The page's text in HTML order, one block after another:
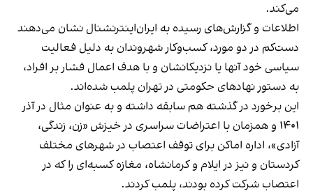
می‌کند.
اطلاعات و گزارش‌های رسیده به ایران‌اینترنشنال نشان می‌دهند
دست‌کم در دو مورد، کسب‌وکار شهروندان به دلیل فعالیت
سیاسی خود آنها یا نزدیکانشان و با هدف اعمال فشار بر افراد،
به دستور نهادهای حکومتی در تهران پلمب شده‌اند.
این برخورد در گذشته هم سابقه داشته و به عنوان مثال در آذر
۱۴۰۱ و همزمان با اعتراضات سراسری در خیزش «زن، زندگی،
آزادی»، اداره اماکن برای توقف اعتصاب در شهرهای مختلف
کردستان و نیز در ایلام و کرمانشاه، مغازه کسبه‌ای را که در
اعتصاب شرکت کرده بودند، پلمب کردند.